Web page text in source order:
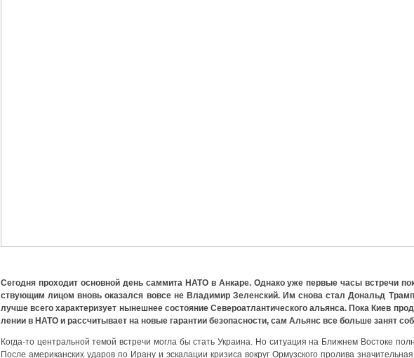
Сего­дня про­хо­дит основ­ной день сам­ми­та НАТО в Анка­ре. Одна­ко уже пер­вые часы встре­чи
ству­ю­щим лицом вновь ока­зал­ся вовсе не Вла­ди­мир Зелен­ский. Им сно­ва стал Дональд
луч­ше все­го харак­те­ри­зу­ет нынеш­нее состо­я­ние Севе­ро­ат­лан­ти­че­ско­го аль­ян­са. Пока Киев
ле­нии в НАТО и рас­счи­ты­ва­ет на новые гаран­тии без­опас­но­сти, сам Аль­янс все боль­ше занят
Когда-то цен­траль­ной темой встре­чи мог­ла бы стать Укра­и­на. Но ситу­а­ция на Ближ­нем Восто­ке
После аме­ри­кан­ских уда­ров по Ира­ну и эска­ла­ции кри­зи­са вокруг Ормуз­ско­го про­ли­ва